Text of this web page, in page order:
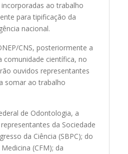
ao trabalho
para tipificação da
nacional.
CNS, posteriormente a
comunidade científica, no
ouvidos representantes
somar ao trabalho
de Odontologia, a
da Sociedade
da Ciência (SBPC); do
(CFM); da